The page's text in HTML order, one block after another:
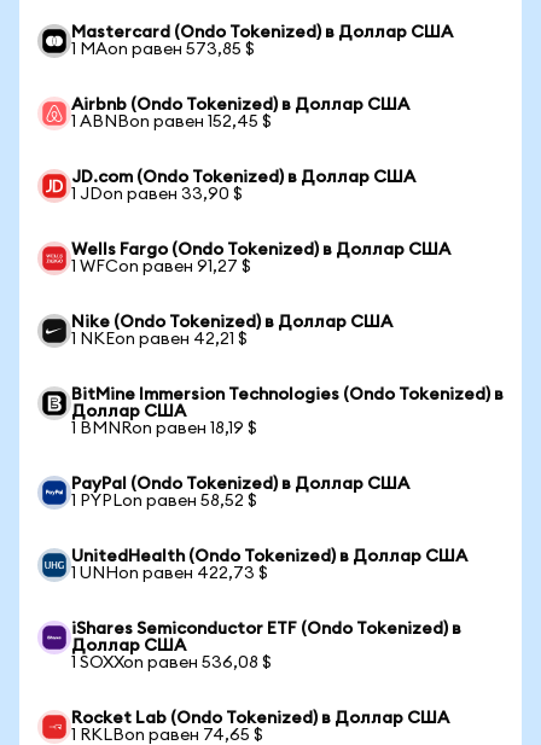
Mastercard (Ondo Tokenized) в Доллар США
1 MAon равен 573,85 $
Airbnb (Ondo Tokenized) в Доллар США
1 ABNBon равен 152,45 $
JD.com (Ondo Tokenized) в Доллар США
1 JDon равен 33,90 $
Wells Fargo (Ondo Tokenized) в Доллар США
1 WFCon равен 91,27 $
Nike (Ondo Tokenized) в Доллар США
1 NKEon равен 42,21 $
BitMine Immersion Technologies (Ondo Tokenized) в
Доллар США
1 BMNRon равен 18,19 $
PayPal (Ondo Tokenized) в Доллар США
1 PYPLon равен 58,52 $
UnitedHealth (Ondo Tokenized) в Доллар США
1 UNHon равен 422,73 $
iShares Semiconductor ETF (Ondo Tokenized) в
Доллар США
1 SOXXon равен 536,08 $
Rocket Lab (Ondo Tokenized) в Доллар США
1 RKLBon равен 74,65 $